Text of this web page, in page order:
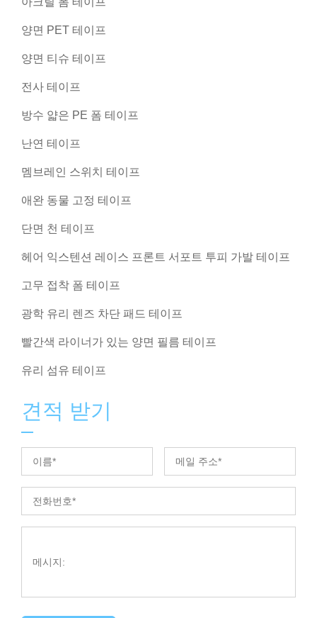
양면 PET 테이프
양면 티슈 테이프
전사 테이프
방수 얇은 PE 폼 테이프
난연 테이프
멤브레인 스위치 테이프
애완 동물 고정 테이프
단면 천 테이프
헤어 익스텐션 레이스 프론트 서포트 투피 가발 테이프
고무 접착 폼 테이프
광학 유리 렌즈 차단 패드 테이프
빨간색 라이너가 있는 양면 필름 테이프
유리 섬유 테이프
견적 받기